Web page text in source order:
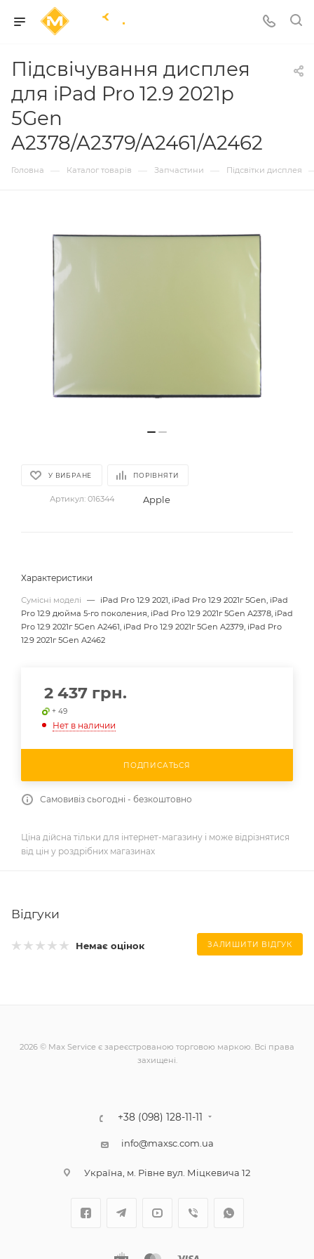
Підсвічування дисплея
для iPad Pro 12.9 2021р
5Gen
A2378/A2379/A2461/A2462
Головна — Каталог товарів — Запчастини — Підсвітки дисплея
У ВИБРАНЕ ПОРІВНЯТИ
Артикул: 016344 Apple
Характеристики
Сумісні моделі —
iPad Pro 12.9 2021, iPad Pro 12.9 2021г 5Gen, iPad
Pro 12.9 дюйма 5-го поколения, iPad Pro 12.9 2021г 5Gen A2378, iPad
Pro 12.9 2021г 5Gen A2461, iPad Pro 12.9 2021г 5Gen A2379, iPad Pro
12.9 2021г 5Gen A2462
2 437 грн.
+ 49
Нет в наличии
ПОДПИСАТЬСЯ
Самовивіз сьогодні - безкоштовно
Ціна дійсна тільки для інтернет-магазину і може відрізнятися
від цін у роздрібних магазинах
Відгуки
Немає оцінок ЗАЛИШИТИ ВІДГУК
2026 © Max Service є зареєстрованою торговою маркою. Всі права
захищені.
+38 (098) 128-11-11
info@maxsc.com.ua
Українa, м. Рівне вул. Міцкевича 12